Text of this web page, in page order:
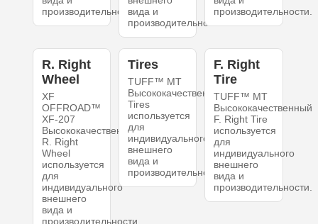
производительности.вида и
производительности.
производительности.
R. Right
Wheel
XF
OFFROAD™
XF-207
Высококачественный
R. Right
Wheel
используется
для
индивидуального
внешнего
вида и
производительности.
Tires
TUFF™ MT
Высококачественный
Tires
используется
для
индивидуального
внешнего
вида и
производительности.
F. Right
Tire
TUFF™ MT
Высококачественный
F. Right Tire
используется
для
индивидуального
внешнего
вида и
производительности.